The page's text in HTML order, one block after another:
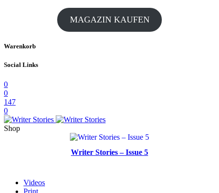
MAGAZIN KAUFEN
Warenkorb
Social Links
0
0
147
0
Shop
Writer Stories – Issue 5
Videos
Print